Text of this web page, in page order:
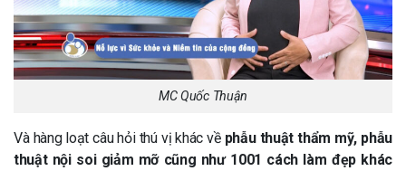
MC Quốc Thuận
Và hàng loạt câu hỏi thú vị khác về phẫu thuậtthẩm mỹ, phẫu
thuật nội soi giảm mỡ cũng như 1001 cách làm đẹp khác